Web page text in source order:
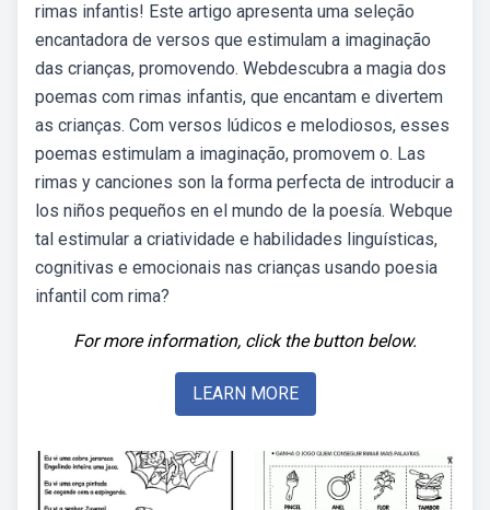
rimas infantis! Este artigo apresenta uma seleção
encantadora de versos que estimulam a imaginação
das crianças, promovendo. Webdescubra a magia dos
poemas com rimas infantis, que encantam e divertem
as crianças. Com versos lúdicos e melodiosos, esses
poemas estimulam a imaginação, promovem o. Las
rimas y canciones son la forma perfecta de introducir a
los niños pequeños en el mundo de la poesía. Webque
tal estimular a criatividade e habilidades linguísticas,
cognitivas e emocionais nas crianças usando poesia
infantil com rima?
For more information, click the button below.
LEARN MORE